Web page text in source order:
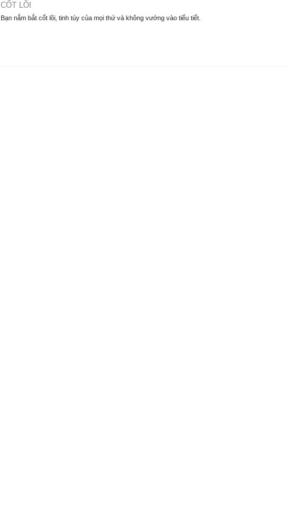
CỐT LÕI
Bạn nắm bắt cốt lõi, tinh túy của mọi thứ và không vướng vào tiểu tiết.